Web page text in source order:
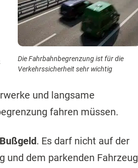
Die Fahrbahnbegrenzung ist für die
Verkehrssicherheit sehr wichtig
und langsame
fahren müssen.
Bußgeld. Es darf nicht auf der
und dem parkenden Fahrzeug